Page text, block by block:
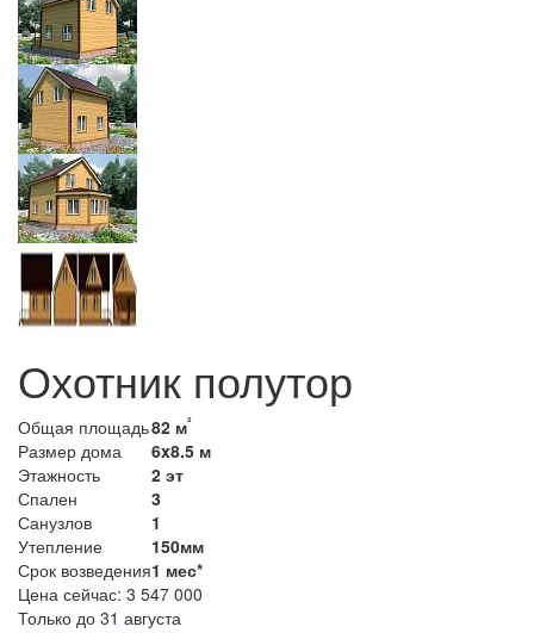
Охотник полутор
Общая площадь82 м²
Размер дома
6x8.5 м
Этажность
2 эт
Спален
3
Санузлов
1
Утепление
150мм
Срок возведения1 мес*
Цена сейчас: 3 547 000
Только до 31 августа